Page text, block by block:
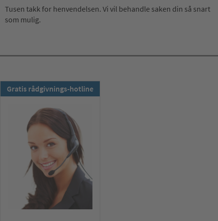
Tusen takk for henvendelsen. Vi vil behandle saken din så snart
som mulig.
Gratis rådgivnings-hotline